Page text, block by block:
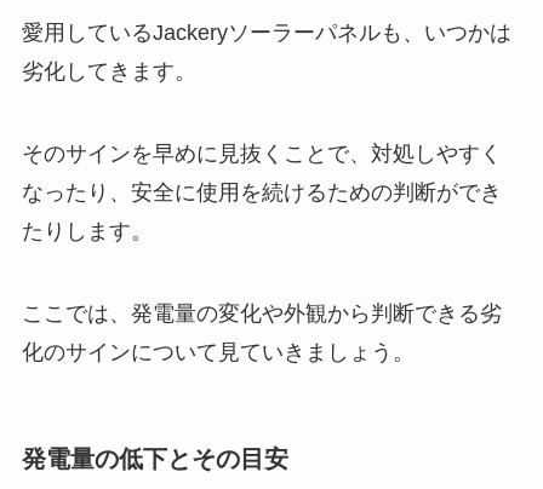
愛用しているJackeryソーラーパネルも、いつかは
劣化してきます。
そのサインを早めに見抜くことで、対処しやすく
なったり、安全に使用を続けるための判断ができ
たりします。
ここでは、発電量の変化や外観から判断できる劣
化のサインについて見ていきましょう。
発電量の低下とその目安